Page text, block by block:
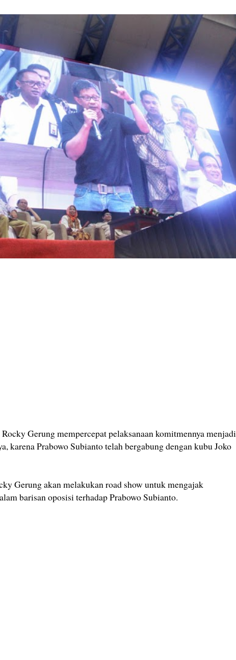
Gerung mempercepat pelaksanaan komitmennya menjadi
karena Prabowo Subianto telah bergabung dengan kubu Joko
Gerung akan melakukan road show untuk mengajak
barisan oposisi terhadap Prabowo Subianto.